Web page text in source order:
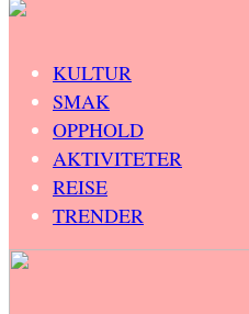
KULTUR
SMAK
OPPHOLD
AKTIVITETER
REISE
TRENDER